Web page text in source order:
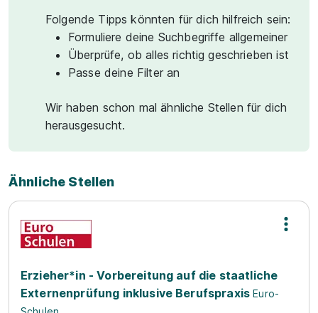
Folgende Tipps könnten für dich hilfreich sein:
Formuliere deine Suchbegriffe allgemeiner
Überprüfe, ob alles richtig geschrieben ist
Passe deine Filter an
Wir haben schon mal ähnliche Stellen für dich
herausgesucht.
Ähnliche Stellen
Erzieher*in - Vorbereitung auf die staatliche
Externenprüfung inklusive Berufspraxis Euro-